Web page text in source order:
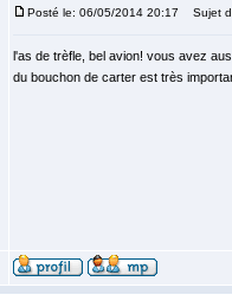
Posté le: 06/05/2014 20:17 Sujet
l'as de trèfle, bel avion! vous avez
du bouchon de carter est très